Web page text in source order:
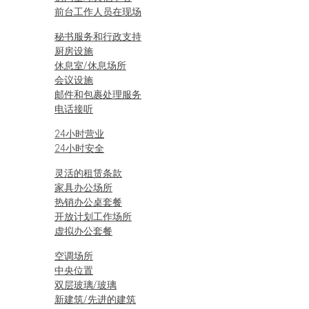
前台工作人员在现场
秘书服务和行政支持
厨房设施
休息室/休息场所
会议设施
邮件和包裹处理服务
电话接听
24小时营业
24小时安全
灵活的租赁条款
家具办公场所
热销办公桌套餐
开放计划工作场所
虚拟办公套餐
空调场所
中央位置
双层玻璃/玻璃
新建筑/先进的建筑